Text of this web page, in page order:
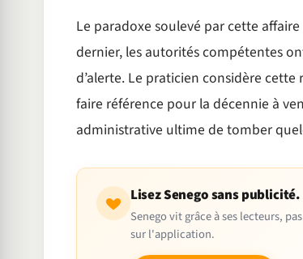
Le paradoxe soulevé par cette
dernier, les autorités compétentes
d’alerte. Le praticien considère
faire référence pour la décennie à
administrative ultime de tomber
Lisez Senego sans publicité.
Senego vit grâce à ses lecteurs,
sur l'application.